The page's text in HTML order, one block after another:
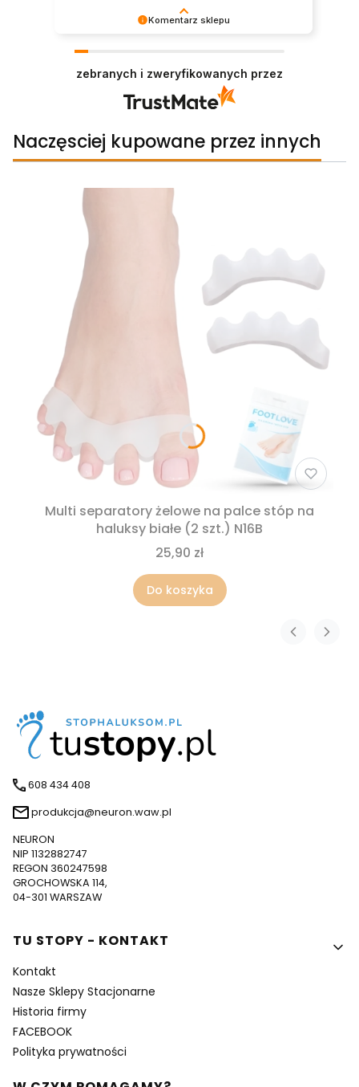
Komentarz sklepu
że jesteśmy na właściwym torze :) Z
zebranych i zweryfikowanych przez
Naczęsciej kupowane przez innych
Multi separatory żelowe na palce stóp na
haluksy białe (2 szt.) N16B
25,90 zł
Do koszyka
608 434 408
produkcja@neuron.waw.pl
NEURON
NIP 1132882747
REGON 360247598
GROCHOWSKA 114,
04-301 WARSZAW
Linki w stopce
TU STOPY - KONTAKT
Kontakt
Nasze Sklepy Stacjonarne
Historia firmy
FACEBOOK
Polityka prywatności